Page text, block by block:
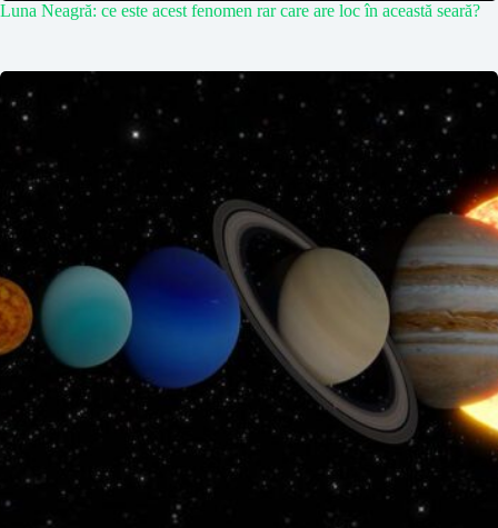
Luna Neagră: ce este acest fenomen rar care are loc în această seară?